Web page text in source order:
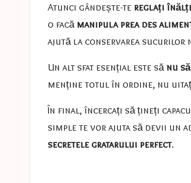
Atunci gândește-te reglați
o facă manipula prea des
ajută la conservarea sucurilor
Un alt sfat esențial este să nu
menține totul în ordine, nu
În final, încercați să țineți
simple te vor ajuta să devii un
secretele gratarului perfect.